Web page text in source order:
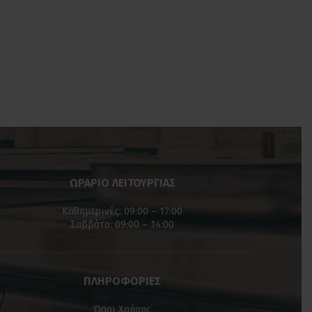
ΩΡΑΡΙΟ ΛΕΙΤΟΥΡΓΙΑΣ
Καθημερινές: 09:00 – 17:00
Σαββάτο: 09:00 – 14:00
ΠΛΗΡΟΦΟΡΙΕΣ
Όροι Χρήσης